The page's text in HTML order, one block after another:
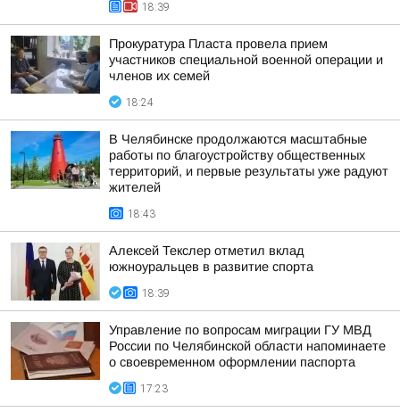
18:39
Прокуратура Пласта провела прием
участников специальной военной операции и
членов их семей
18:24
В Челябинске продолжаются масштабные
работы по благоустройству общественных
территорий, и первые результаты уже радуют
жителей
18:43
Алексей Текслер отметил вклад
южноуральцев в развитие спорта
18:39
Управление по вопросам миграции ГУ МВД
России по Челябинской области напоминаете
о своевременном оформлении паспорта
17:23